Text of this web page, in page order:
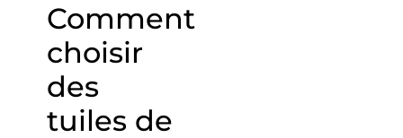
Comment
choisir
des
tuiles de